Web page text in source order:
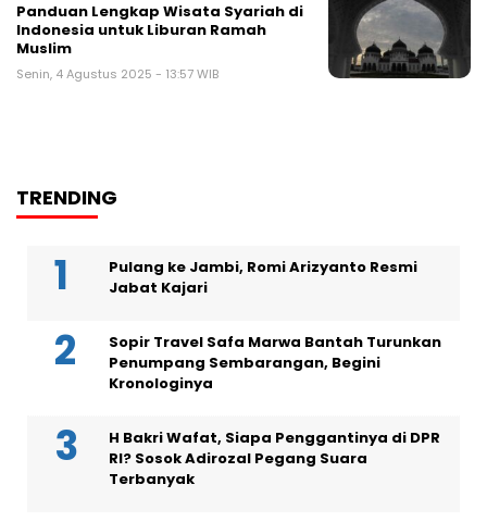
Panduan Lengkap Wisata Syariah di
Indonesia untuk Liburan Ramah
Muslim
Senin, 4 Agustus 2025 - 13:57 WIB
TRENDING
Pulang ke Jambi, Romi Arizyanto Resmi
Jabat Kajari
Sopir Travel Safa Marwa Bantah Turunkan
Penumpang Sembarangan, Begini
Kronologinya
H Bakri Wafat, Siapa Penggantinya di DPR
RI? Sosok Adirozal Pegang Suara
Terbanyak